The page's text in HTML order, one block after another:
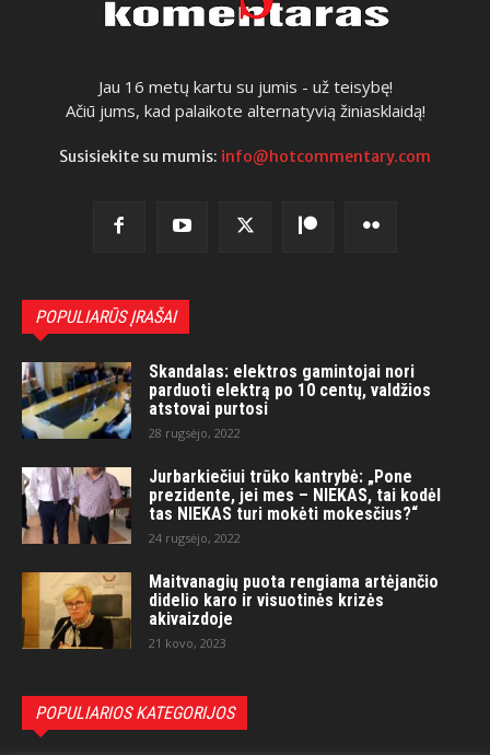
Jau 16 metų kartu su jumis - už teisybę!
Ačiū jums, kad palaikote alternatyvią žiniasklaidą!
Susisiekite su mumis: info@hotcommentary.com
POPULIARŪS ĮRAŠAI
Skandalas: elektros gamintojai nori
parduoti elektrą po 10 centų, valdžios
atstovai purtosi
28 rugsėjo, 2022
Jurbarkiečiui trūko kantrybė: „Pone
prezidente, jei mes – NIEKAS, tai kodėl
tas NIEKAS turi mokėti mokesčius?“
24 rugsėjo, 2022
Maitvanagių puota rengiama artėjančio
didelio karo ir visuotinės krizės
akivaizdoje
21 kovo, 2023
POPULIARIOS KATEGORIJOS